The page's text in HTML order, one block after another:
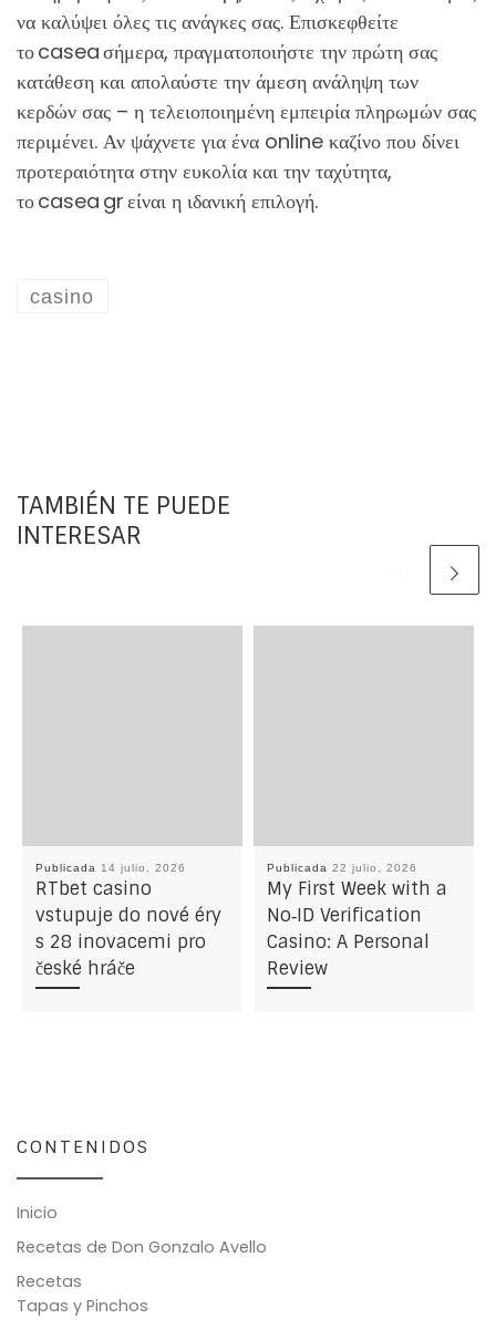
να καλύψει όλες τις ανάγκες σας. Επισκεφθείτε
το casea σήμερα, πραγματοποιήστε την πρώτη σας
κατάθεση και απολαύστε την άμεση ανάληψη των
κερδών σας – η τελειοποιημένη εμπειρία πληρωμών σας
περιμένει. Αν ψάχνετε για ένα online καζίνο που δίνει
προτεραιότητα στην ευκολία και την ταχύτητα,
το casea gr είναι η ιδανική επιλογή.
casino
TAMBIÉN TE PUEDE
INTERESAR
Publicada 14 julio, 2026
RTbet casino
vstupuje do nové éry
s 28 inovacemi pro
české hráče
Publicada 22 julio, 2026
My First Week with a
No‑ID Verification
Casino: A Personal
Review
CONTENIDOS
Inicio
Recetas de Don Gonzalo Avello
Recetas
Tapas y Pinchos